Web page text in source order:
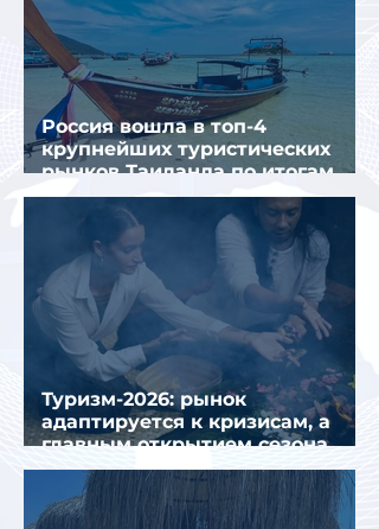
Россия вошла в топ-4
крупнейших туристических
рынков Таиланда по итогам
семи месяцев 2026 года
Туризм-2026: рынок
адаптируется к кризисам, а
главным открытием сезона
стал Вьетнам